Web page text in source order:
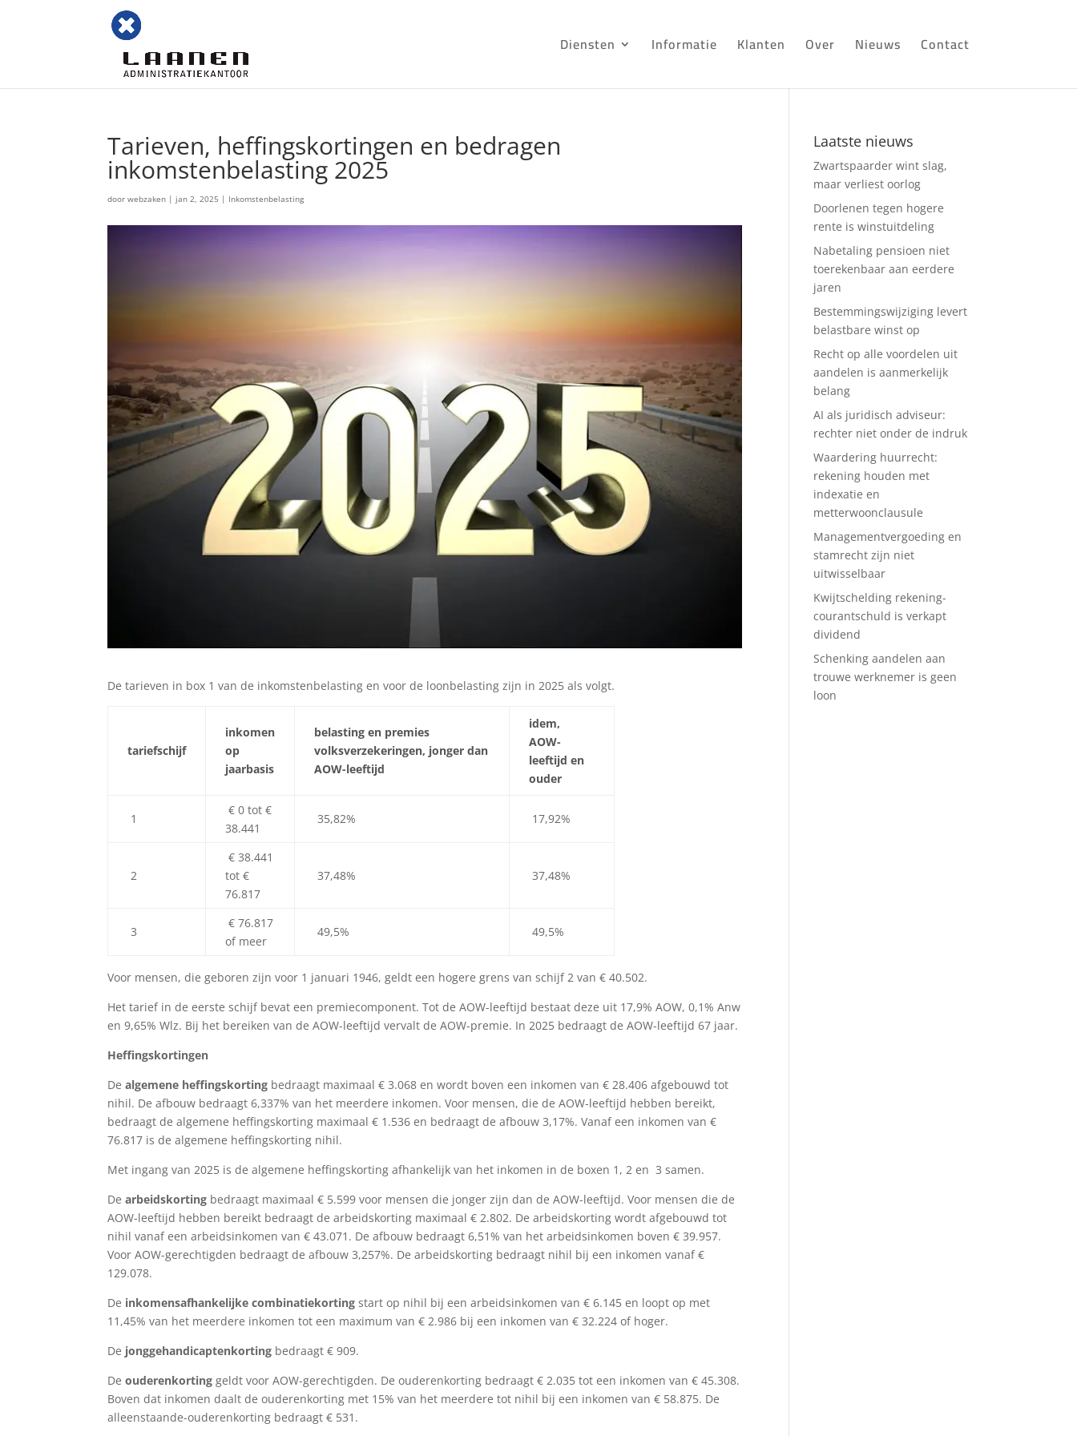
Diensten Informatie Klanten Over Nieuws Contact
Tarieven, heffingskortingen en bedragen
inkomstenbelasting 2025
doorwebzaken | jan 2, 2025 | Inkomstenbelasting
De tarieven in box 1 van de inkomstenbelasting en voor de loonbelasting zijn in 2025 als volgt.
tariefschijf
inkomen
op
jaarbasis
belasting en premies
volksverzekeringen, jonger dan
AOW-leeftijd
idem,
AOW-
leeftijd en
ouder
1
€ 0 tot €
38.441
35,82% 17,92%
2
€ 38.441
tot €
76.817
37,48% 37,48%
3
€ 76.817
of meer
49,5% 49,5%
Voor mensen, die geboren zijn voor 1 januari 1946, geldt een hogere grens van schijf 2 van € 40.502.
Het tarief in de eerste schijf bevat een premiecomponent. Tot de AOW-leeftijd bestaat deze uit 17,9% AOW, 0,1% Anw
en 9,65% Wlz. Bij het bereiken van de AOW-leeftijd vervalt de AOW-premie. In 2025 bedraagt de AOW-leeftijd 67 jaar.
Heffingskortingen
Dealgemene heffingskorting bedraagt maximaal € 3.068 en wordt boven een inkomen van € 28.406 afgebouwd tot
nihil. De afbouw bedraagt 6,337% van het meerdere inkomen. Voor mensen, die de AOW-leeftijd hebben bereikt,
bedraagt de algemene heffingskorting maximaal € 1.536 en bedraagt de afbouw 3,17%. Vanaf een inkomen van €
76.817 is de algemene heffingskorting nihil.
Met ingang van 2025 is de algemene heffingskorting afhankelijk van het inkomen in de boxen 1, 2 en 3 samen.
Dearbeidskorting bedraagt maximaal € 5.599 voor mensen die jonger zijn dan de AOW-leeftijd. Voor mensen die de
AOW-leeftijd hebben bereikt bedraagt de arbeidskorting maximaal € 2.802. De arbeidskorting wordt afgebouwd tot
nihil vanaf een arbeidsinkomen van € 43.071. De afbouw bedraagt 6,51% van het arbeidsinkomen boven € 39.957.
Voor AOW-gerechtigden bedraagt de afbouw 3,257%. De arbeidskorting bedraagt nihil bij een inkomen vanaf €
129.078.
De inkomensafhankelijke combinatiekortingstart op nihil bij een arbeidsinkomen van € 6.145 en loopt op met
11,45% van het meerdere inkomen tot een maximum van € 2.986 bij een inkomen van € 32.224 of hoger.
De jonggehandicaptenkorting bedraagt € 909.
Deouderenkorting geldt voor AOW-gerechtigden. De ouderenkorting bedraagt € 2.035 tot een inkomen van € 45.308.
Boven dat inkomen daalt de ouderenkorting met 15% van het meerdere tot nihil bij een inkomen van € 58.875. De
alleenstaande-ouderenkorting bedraagt € 531.
Laatste nieuws
Zwartspaarder wint slag,
maar verliest oorlog
Doorlenen tegen hogere
rente is winstuitdeling
Nabetaling pensioen niet
toerekenbaar aan eerdere
jaren
Bestemmingswijziging levert
belastbare winst op
Recht op alle voordelen uit
aandelen is aanmerkelijk
belang
AI als juridisch adviseur:
rechter niet onder de indruk
Waardering huurrecht:
rekening houden met
indexatie en
metterwoonclausule
Managementvergoeding en
stamrecht zijn niet
uitwisselbaar
Kwijtschelding rekening-
courantschuld is verkapt
dividend
Schenking aandelen aan
trouwe werknemer is geen
loon